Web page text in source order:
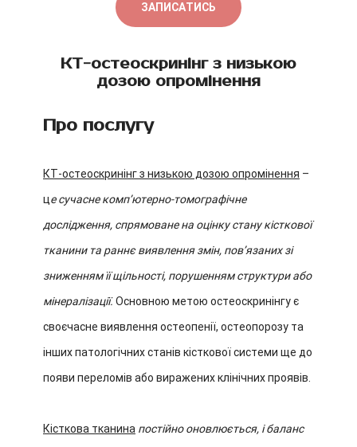
ЗАПИСАТИСЬ
КТ-остеоскринінг з низькою
дозою опромінення
Про послугу
КТ-остеоскринінг з низькою дозою опромінення –
це сучасне комп’ютерно-томографічне
дослідження, спрямоване на оцінку стану кісткової
тканини та раннє виявлення змін, пов’язаних зі
зниженням її щільності, порушенням структури або
мінералізації.Основною метою остеоскринінгу є
своєчасне виявлення остеопенії, остеопорозу та
інших патологічних станів кісткової системи ще до
появи переломів або виражених клінічних проявів.
Кісткова тканина постійно оновлюється, і баланс